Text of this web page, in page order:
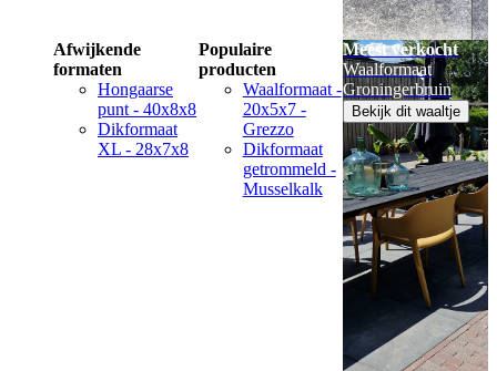
Afwijkende
formaten
Hongaarse
punt - 40x8x8
Dikformaat
XL - 28x7x8
Populaire
producten
Waalformaat -
20x5x7 -
Grezzo
Dikformaat
getrommeld -
Musselkalk
Meest verkocht
Waalformaat
Groningerbruin
Bekijk dit waaltje